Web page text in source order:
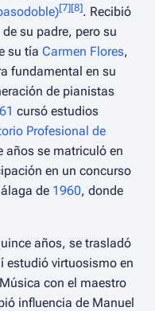
[7][8]. Recibió
su padre, pero su
su tía Carmen Flores,
fundamental en su
de pianistas
cursó estudios
Profesional de
años se matriculó en
en un concurso
de 1960, donde
años, se trasladó
estudió virtuosismo en
con el maestro
influencia de Manuel